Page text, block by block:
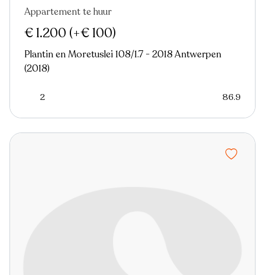
Nieuw
Appartement te huur
€ 1.200 (+€ 100)
Plantin en Moretuslei 108/1.7 - 2018 Antwerpen
(2018)
2 86.9